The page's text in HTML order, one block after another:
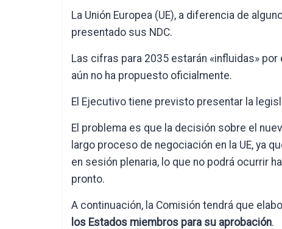
La Unión Europea (UE), a diferencia de
presentado sus NDC.
Las cifras para 2035 estarán «influidas»
aún no ha propuesto oficialmente.
El Ejecutivo tiene previsto presentar la
El problema es que la decisión sobre el
largo proceso de negociación en la UE, ya
en sesión plenaria, lo que no podrá ocurrir
pronto.
A continuación, la Comisión tendrá que
los Estados miembros para su aprobación.